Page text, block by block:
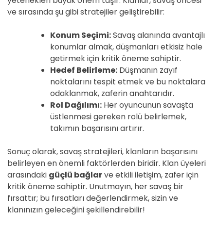
ve sırasında şu gibi stratejiler geliştirebilir:
Konum Seçimi:Savaş alanında avantajlı
konumlar almak, düşmanları etkisiz hale
getirmek için kritik öneme sahiptir.
Hedef Belirleme: Düşmanın zayıf
noktalarını tespit etmek ve bu noktalara
odaklanmak, zaferin anahtarıdır.
Rol Dağılımı: Her oyuncunun savaşta
üstlenmesi gereken rolü belirlemek,
takımın başarısını artırır.
Sonuç olarak, savaş stratejileri, klanların başarısını
belirleyen en önemli faktörlerden biridir. Klan üyeleri
arasındaki güçlü bağlarve etkili iletişim, zafer için
kritik öneme sahiptir. Unutmayın, her savaş bir
fırsattır; bu fırsatları değerlendirmek, sizin ve
klanınızın geleceğini şekillendirebilir!